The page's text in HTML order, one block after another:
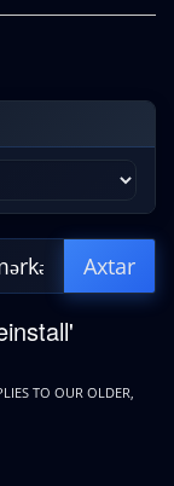
TO OUR OLDER,